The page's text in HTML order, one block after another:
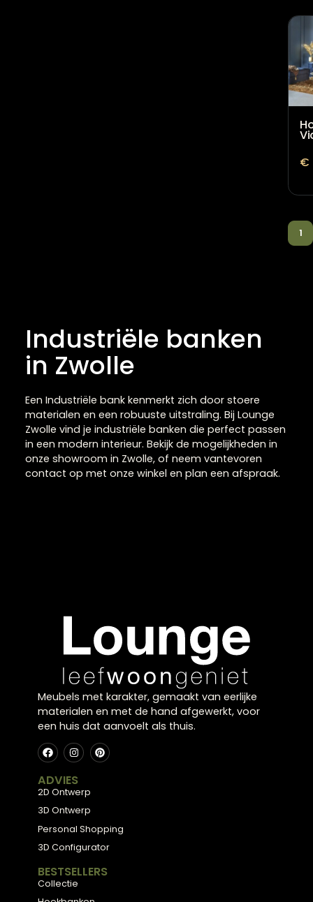
Een Industriële bank kenmerkt zich door stoere
materialen en een robuuste uitstraling. Bij Lounge
Zwolle vind je industriële banken die perfect
in een modern interieur. Bekijk de mogelijkheden in
onze showroom in Zwolle, of neem vantevoren
contact op met onze winkel en plan een afspraak.